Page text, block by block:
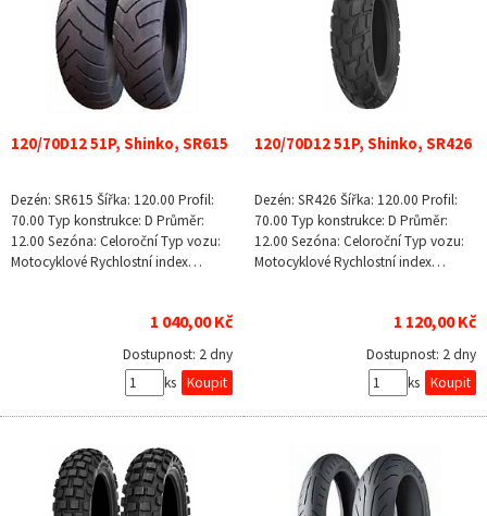
120/70D12 51P, Shinko, SR615
Dezén: SR615 Šířka: 120.00 Profil:
70.00 Typ konstrukce: D Průměr:
12.00 Sezóna: Celoroční Typ vozu:
Motocyklové Rychlostní index…
1 040,00 Kč
Dostupnost: 2 dny
ks
120/70D12 51P, Shinko, SR426
Dezén: SR426 Šířka: 120.00 Profil:
70.00 Typ konstrukce: D Průměr:
12.00 Sezóna: Celoroční Typ vozu:
Motocyklové Rychlostní index…
1 120,00 Kč
Dostupnost: 2 dny
ks